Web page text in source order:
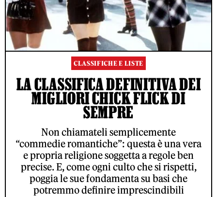
CLASSIFICHE E LISTE
LA CLASSIFICA DEFINITIVA DEI
MIGLIORI CHICK FLICK DI
SEMPRE
Non chiamateli semplicemente
“commedie romantiche”: questa è una vera
e propria religione soggetta a regole ben
precise. E, come ogni culto che si rispetti,
poggia le sue fondamenta su basi che
potremmo definire imprescindibili